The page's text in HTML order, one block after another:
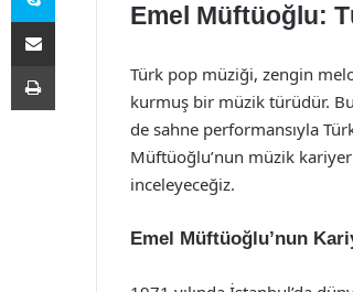
Emel Müftüoğlu:
Türk pop müziği, zengin
kurmuş bir müzik türüdür.
de sahne performansıyla
Müftüoğlu’nun müzik
inceleyeceğiz.
Emel Müftüoğlu’nun
E-Posta ile paylaş